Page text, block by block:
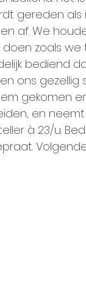
gereden als
af. We
doen zoals
bediend
ons gezellig
gekomen
en
à 23/u.